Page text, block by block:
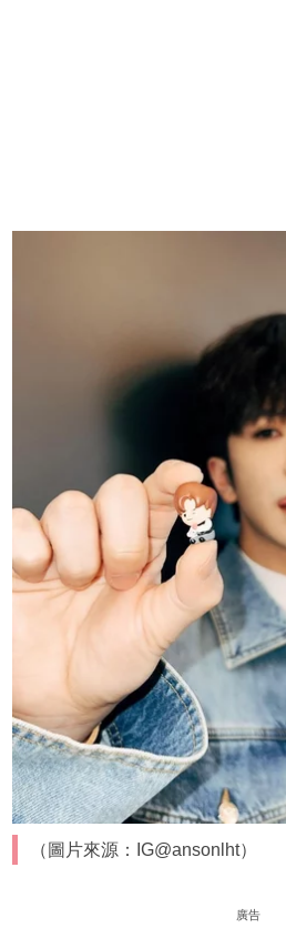
（圖片來源：IG@ansonlht）
廣告